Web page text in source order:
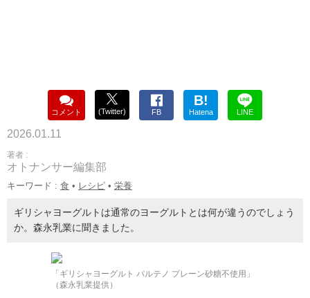
コメント (Twitter) FB
B!
Hatena LINE
2026.01.11
著者 :
オトナンサー編集部
キーワード : 食 • レシピ • 栄養
ギリシャヨーグルトは通常のヨーグルトとは何が違うのでしょう
か。森永乳業に聞きました。
「ギリシャヨーグルト パルテノ プレーン砂糖不使用」
（森永乳業提供）